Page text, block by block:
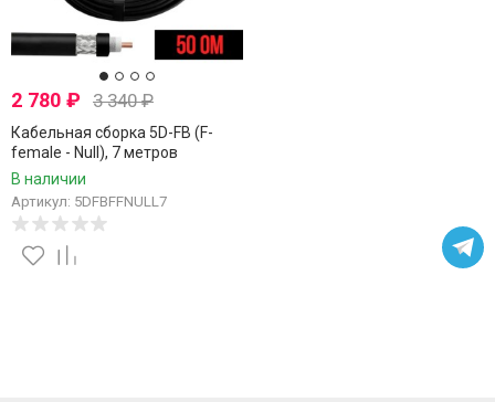
2 780 ₽ 3 340₽
Кабельная сборка 5D-FB (F-
female - Null), 7 метров
В наличии
Артикул: 5DFBFFNULL7